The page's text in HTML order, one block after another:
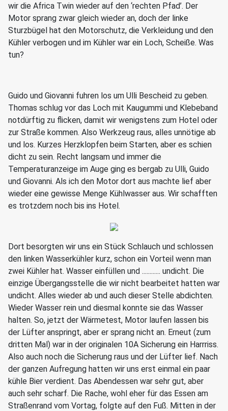
wir die Africa Twin wieder auf den ‘rechten Pfad’. Der
Motor sprang zwar gleich wieder an, doch der linke
Sturzbügel hat den Motorschutz, die Verkleidung und den
Kühler verbogen und im Kühler war ein Loch, Scheiße. Was
tun?
Guido und Giovanni fuhren los um Ulli Bescheid zu geben.
Thomas schlug vor das Loch mit Kaugummi und Klebeband
notdürftig zu flicken, damit wir wenigstens zum Hotel oder
zur Straße kommen. Also Werkzeug raus, alles unnötige ab
und los. Kurzes Herzklopfen beim Starten, aber es schien
dicht zu sein. Recht langsam und immer die
Temperaturanzeige im Auge ging es bergab zu Ulli, Guido
und Giovanni. Als ich den Motor dort aus machte lief aber
wieder eine gewisse Menge Kühlwasser aus. Wir schafften
es trotzdem noch bis ins Hotel.
Dort besorgten wir uns ein Stück Schlauch und schlossen
den linken Wasserkühler kurz, schon ein Vorteil wenn man
zwei Kühler hat. Wasser einfüllen und ............ undicht. Die
einzige Übergangsstelle die wir nicht bearbeitet hatten war
undicht. Alles wieder ab und auch dieser Stelle abdichten.
Wieder Wasser rein und diesmal konnte sie das Wasser
halten. So, jetzt der Wärmetest, Motor laufen lassen bis
der Lüfter anspringt, aber er sprang nicht an. Erneut (zum
dritten Mal) war in der originalen 10A Sicherung ein Harrriss.
Also auch noch die Sicherung raus und der Lüfter lief. Nach
der ganzen Aufregung hatten wir uns erst einmal ein paar
kühle Bier verdient. Das Abendessen war sehr gut, aber
auch sehr scharf. Die Rache, wohl eher für das Essen am
Straßenrand vom Vortag, folgte auf den Fuß. Mitten in der